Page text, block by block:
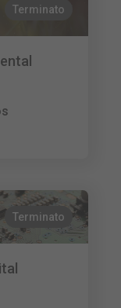
Terminato
Terminato